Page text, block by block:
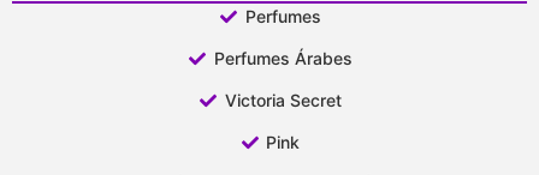
Perfumes
Perfumes Árabes
Victoria Secret
Pink